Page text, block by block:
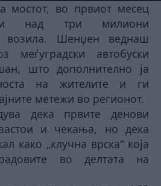
мостот, во првиот месец
над три милиони
возила. Шенџен веднаш
меѓуградски автобуски
што дополнително ја
на жителите и ги
метежи во регионот.
дека првите денови
и чекања, но дека
како „клучна врска“ која
во делтата на